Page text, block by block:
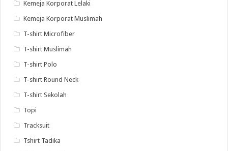
Kemeja Korporat Lelaki
Kemeja Korporat Muslimah
T-shirt Microfiber
T-shirt Muslimah
T-shirt Polo
T-shirt Round Neck
T-shirt Sekolah
Topi
Tracksuit
Tshirt Tadika